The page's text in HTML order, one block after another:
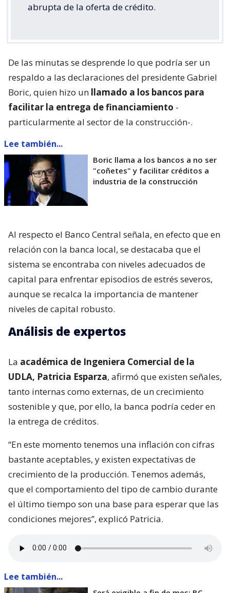
abrupta de la oferta de crédito.
De las minutas se desprende lo que podría ser un
respaldo a las declaraciones del presidente Gabriel
Boric, quien hizo un llamado a los bancos para
facilitar la entrega de financiamiento -
particularmente al sector de la construcción-.
Lee también...
Boric llama a los bancos a no ser
"coñetes" y facilitar créditos a
industria de la construcción
Al respecto el Banco Central señala, en efecto que en
relación con la banca local, se destacaba que el
sistema se encontraba con niveles adecuados de
capital para enfrentar episodios de estrés severos,
aunque se recalca la importancia de mantener
niveles de capital robusto.
Análisis de expertos
La académica de Ingeniera Comercial de la
UDLA, Patricia Esparza, afirmó que existen señales,
tanto internas como externas, de un crecimiento
sostenible y que, por ello, la banca podría ceder en
la entrega de créditos.
“En este momento tenemos una inflación con cifras
bastante aceptables, y existen expectativas de
crecimiento de la producción. Tenemos además,
que el comportamiento del tipo de cambio durante
el último tiempo son una base para esperar que las
condiciones mejores”, explicó Patricia.
Lee también...